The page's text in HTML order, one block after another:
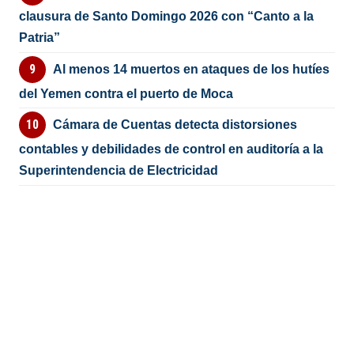
clausura de Santo Domingo 2026 con “Canto a la
Patria”
Al menos 14 muertos en ataques de los hutíes
del Yemen contra el puerto de Moca
Cámara de Cuentas detecta distorsiones
contables y debilidades de control en auditoría a la
Superintendencia de Electricidad